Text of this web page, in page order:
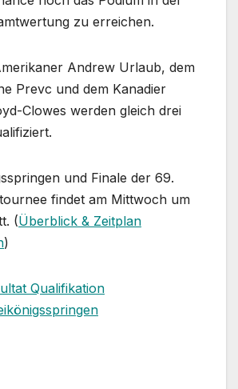
zu erreichen.
Andrew Urlaub, dem
Prevc und dem Kanadier
Clowes werden gleich drei
und Finale der 69.
findet am Mittwoch um
(Überblick & Zeitplan
)
Qualifikation